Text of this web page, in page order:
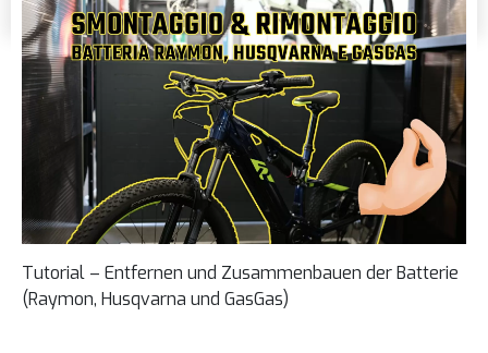
Tutorial – Entfernen und Zusammenbauen der Batterie
(Raymon, Husqvarna und GasGas)